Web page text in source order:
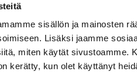
sisällön ja mainosten
Lisäksi jaamme
miten käytät sivustoamme.
kerätty, kun olet käyttänyt